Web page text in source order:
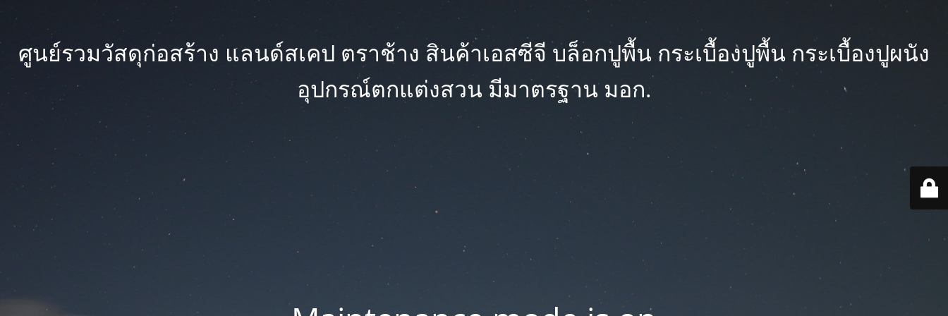
ศูนย์รวมวัสดุก่อสร้าง แลนด์สเคป ตราช้าง สินค้าเอสซีจี บล็อกปูพื้น กระเบื้องปูพื้น กระเบื้องปูผนัง
อุปกรณ์ตกแต่งสวน มีมาตรฐาน มอก.